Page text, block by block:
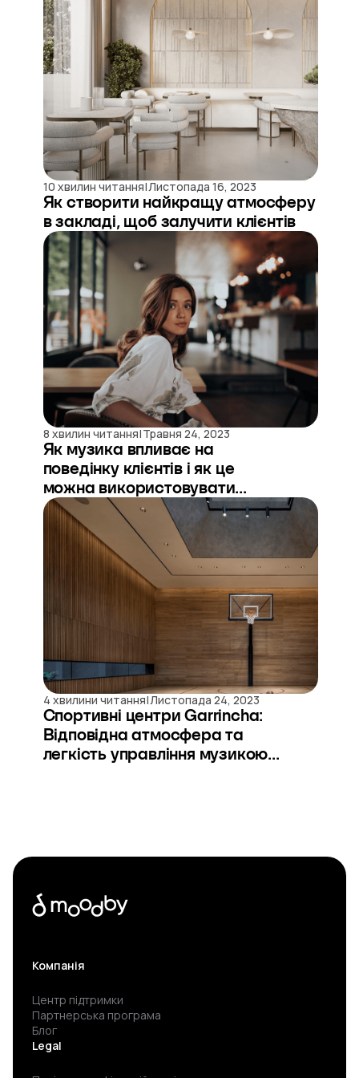
10 хвилин читання|Листопада 16, 2023
Як створити найкращу атмосферу
в закладі, щоб залучити клієнтів
8 хвилин читання|Травня 24, 2023
Як музика впливає на
поведінку клієнтів і як це
можна використовувати...
4 хвилини читання|Листопада 24, 2023
Спортивні центри Garrincha:
Відповідна атмосфера та
легкість управління музикою...
Компанія
Центр підтримки
Партнерська програма
Блог
Legal